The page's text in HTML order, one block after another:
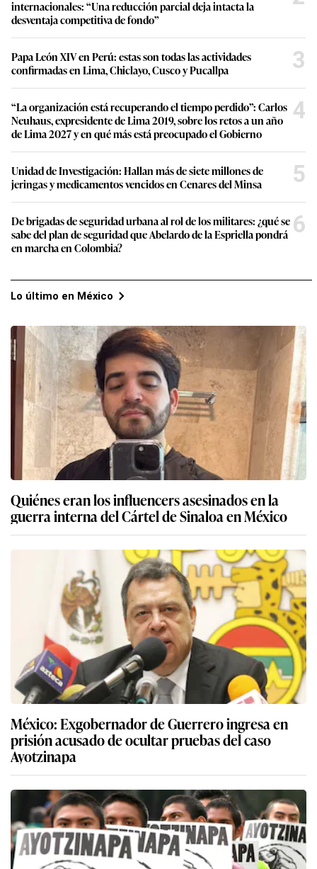
internacionales: “Una reducción parcial deja intacta la
desventaja competitiva de fondo”
Papa León XIV en Perú: estas son todas las actividades
confirmadas en Lima, Chiclayo, Cusco y Pucallpa
3
“La organización está recuperando el tiempo perdido”: Carlos
Neuhaus, expresidente de Lima 2019, sobre los retos a un año
de Lima 2027 y en qué más está preocupado el Gobierno
4
Unidad de Investigación: Hallan más de siete millones de
jeringas y medicamentos vencidos en Cenares del Minsa
5
De brigadas de seguridad urbana al rol de los militares: ¿qué se
sabe del plan de seguridad que Abelardo de la Espriella pondrá
en marcha en Colombia?
6
Lo último en México
Quiénes eran los influencers asesinados en la
guerra interna del Cártel de Sinaloa en México
México: Exgobernador de Guerrero ingresa en
prisión acusado de ocultar pruebas del caso
Ayotzinapa